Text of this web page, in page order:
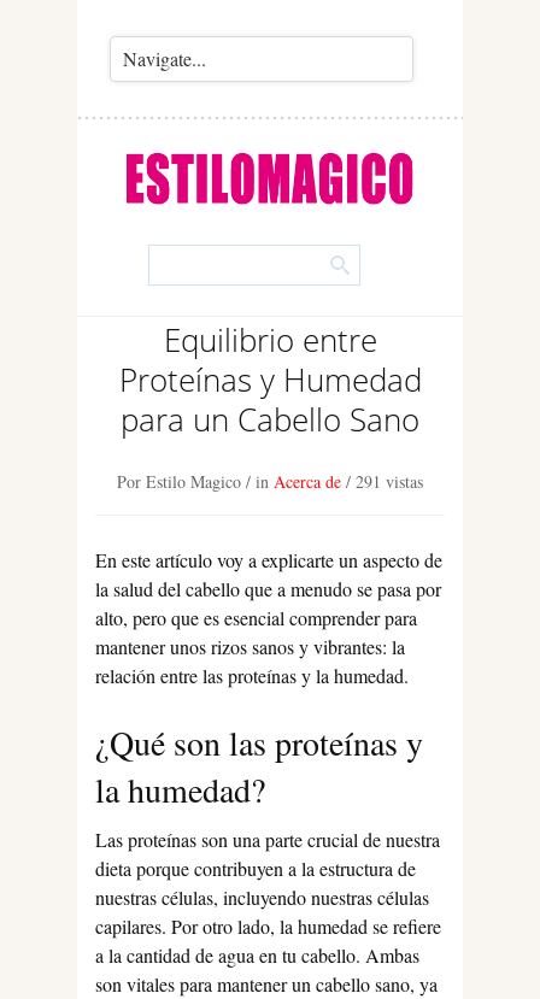
Equilibrio entre
Proteínas y Humedad
para un Cabello Sano
Por Estilo Magico / in Acerca de / 291 vistas
En este artículo voy a explicarte un aspecto de
la salud del cabello que a menudo se pasa por
alto, pero que es esencial comprender para
mantener unos rizos sanos y vibrantes: la
relación entre las proteínas y la humedad.
¿Qué son las proteínas y
la humedad?
Las proteínas son una parte crucial de nuestra
dieta porque contribuyen a la estructura de
nuestras células, incluyendo nuestras células
capilares. Por otro lado, la humedad se refiere
a la cantidad de agua en tu cabello. Ambas
son vitales para mantener un cabello sano, ya